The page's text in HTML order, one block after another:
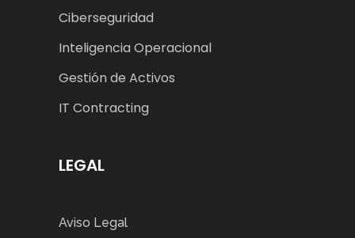
Ciberseguridad
Inteligencia Operacional
Gestión de Activos
IT Contracting
LEGAL
Aviso Legal